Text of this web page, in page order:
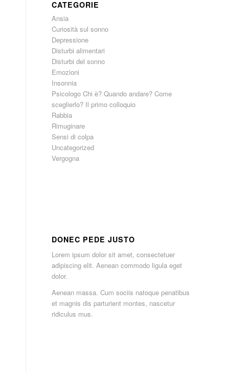
CATEGORIE
Ansia
Curiosità sul sonno
Depressione
Disturbi alimentari
Disturbi del sonno
Emozioni
Insonnia
Psicologo Chi è? Quando andare? Come
sceglierlo? Il primo colloquio
Rabbia
Rimuginare
Sensi di colpa
Uncategorized
Vergogna
DONEC PEDE JUSTO
Lorem ipsum dolor sit amet, consectetuer
adipiscing elit. Aenean commodo ligula eget
dolor.
Aenean massa. Cum sociis natoque penatibus
et magnis dis parturient montes, nascetur
ridiculus mus.